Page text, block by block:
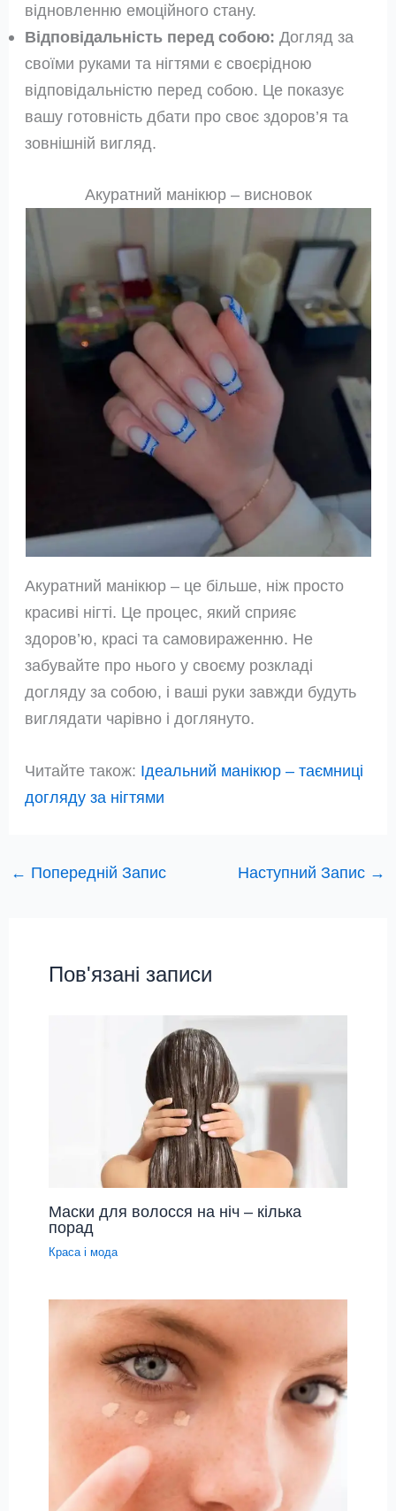
відновленню емоційного стану.
Відповідальність перед собою: Догляд за
своїми руками та нігтями є своєрідною
відповідальністю перед собою. Це показує
вашу готовність дбати про своє здоров’я та
зовнішній вигляд.
Акуратний манікюр – висновок
Акуратний манікюр – це більше, ніж просто
красиві нігті. Це процес, який сприяє
здоров’ю, красі та самовираженню. Не
забувайте про нього у своєму розкладі
догляду за собою, і ваші руки завжди будуть
виглядати чарівно і доглянуто.
Читайте також: Ідеальний манікюр – таємниці
догляду за нігтями
← Попередній Запис Наступний Запис →
Пов'язані записи
Маски для волосся на ніч – кілька
порад
Краса і мода